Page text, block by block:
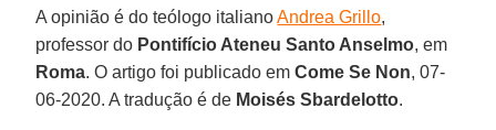
A opinião é do teólogo italianoAndrea Grillo,
professor do Pontifício Ateneu Santo Anselmo, em
Roma. O artigo foi publicado emCome Se Non, 07-
06-2020. A tradução é de Moisés Sbardelotto.